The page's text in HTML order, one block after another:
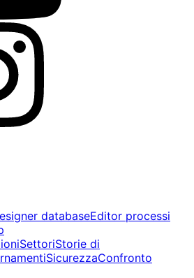
databaseEditor processi
SettoriStorie di
SicurezzaConfronto